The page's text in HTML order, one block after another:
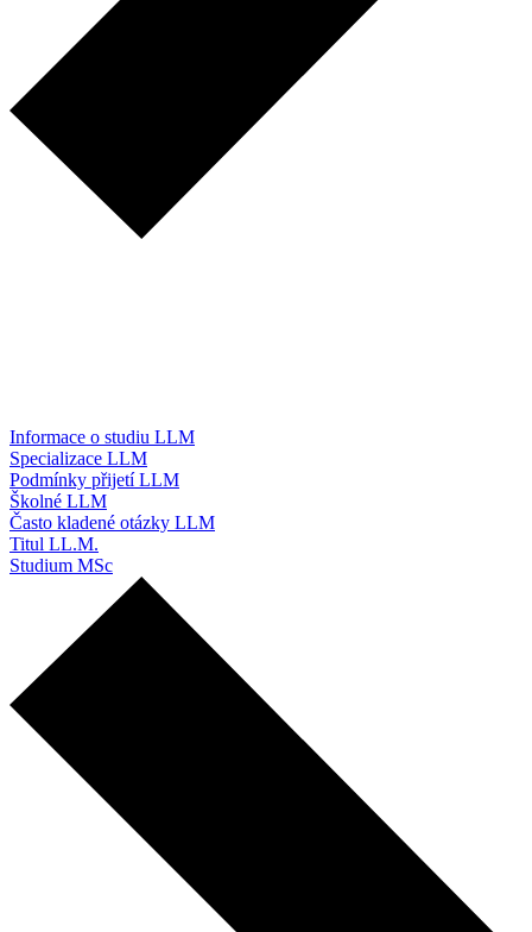
Informace o studiu LLM
Specializace LLM
Podmínky přijetí LLM
Školné LLM
Často kladené otázky LLM
Titul LL.M.
Studium MSc